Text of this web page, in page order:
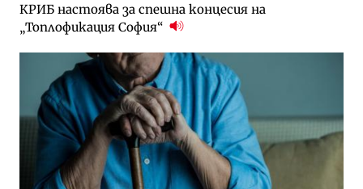
КРИБ настоява за спешна концесия на
„Топлофикация София“